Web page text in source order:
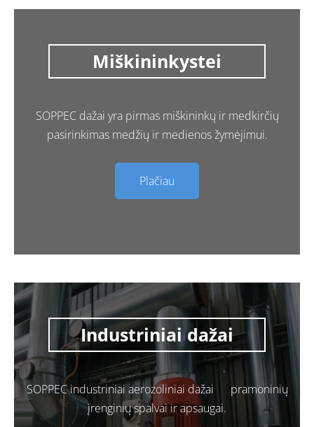
Miškininkystei
SOPPEC dažai yra pirmas miškininkų ir medkirčių
pasirinkimas medžių ir medienos žymėjimui.
Plačiau
Industriniai dažai
SOPPEC industriniai aerozoliniai dažai pramoninių
įrenginių spalvai ir apsaugai.